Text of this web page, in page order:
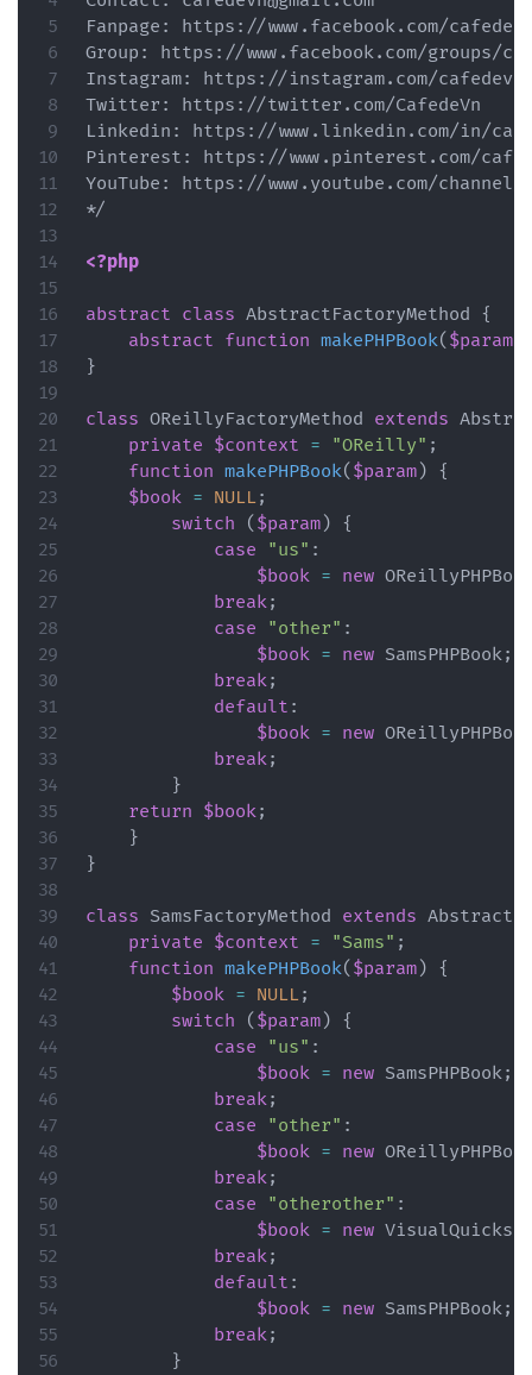
Fanpage: https://www.facebook.com/
Group: https://www.facebook.com/groups/
Instagram: https://instagram.com/cafedevn
Twitter: https://twitter.com/CafedeVn
Linkedin: https://www.linkedin.com/in/
Pinterest: https://www.pinterest.com/
YouTube: https://www.youtube.com/channel/
*/
<?php
abstract class AbstractFactoryMethod {
abstract function makePHPBook( $param
}
class OReillyFactoryMethod extends
private $context = "OReilly" ;
function makePHPBook( $param) {
$book = NULL;
switch
( $param) {
case
"us" :
$book = new
break;
case
"other" :
$book = new SamsPHPBook;
break;
default :
$book = new
break;
}
return $book;
}
}
class SamsFactoryMethod extends
private $context = "Sams" ;
function makePHPBook( $param) {
$book = NULL;
switch
( $param) {
case
"us" :
$book = new SamsPHPBook;
break;
case
"other" :
$book = new
break;
case
"otherother" :
$book = new
break;
default :
$book = new SamsPHPBook;
break;
}